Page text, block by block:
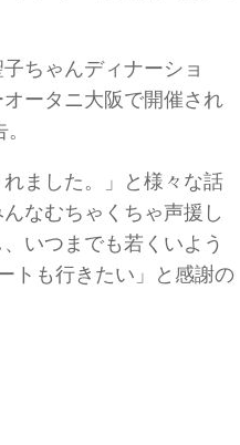
ちゃんディナーショ
ータニ大阪で開催され
ました。」と様々な話
なむちゃくちゃ声援し
いつまでも若くいよう
も行きたい」と感謝の